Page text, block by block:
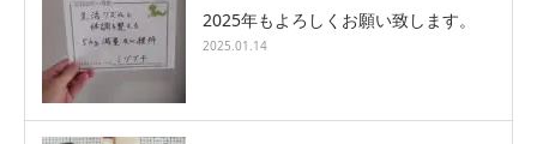
2025年もよろしくお願い致します。
2025.01.14